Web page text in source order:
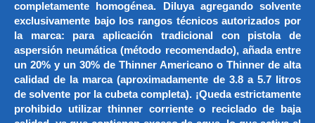
completamente homogénea. Diluya agregando solvente
exclusivamente bajo los rangos técnicos autorizados por
la marca: para aplicación tradicional con pistola de
aspersión neumática (método recomendado), añada entre
un 20% y un 30% de Thinner Americano o Thinner de alta
calidad de la marca (aproximadamente de 3.8 a 5.7 litros
de solvente por la cubeta completa). ¡Queda estrictamente
prohibido utilizar thinner corriente o reciclado de baja